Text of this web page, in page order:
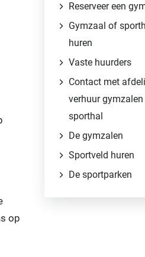
op
Reserveer een
Gymzaal of
huren
Vaste huurders
Contact met
verhuur gymzalen
sporthal
De gymzalen
Sportveld huren
De sportparken